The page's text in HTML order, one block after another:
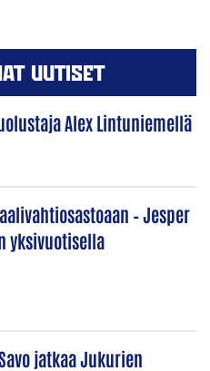
UUTISET
Alex Lintuniemellä
– Jesper
yksivuotisella
jatkaa Jukurien